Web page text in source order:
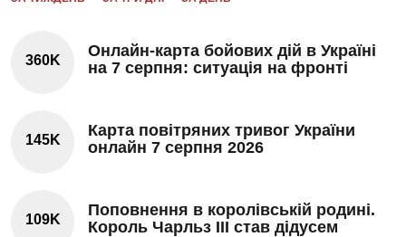
360K
Онлайн-карта бойових дій в Україні
на 7 серпня: ситуація на фронті
145K
Карта повітряних тривог України
онлайн 7 серпня 2026
109K
Поповнення в королівській родині.
Король Чарльз III став дідусем